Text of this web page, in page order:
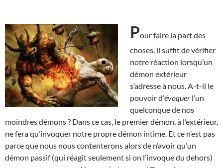
Pour faire la part des
choses, il suffit de vérifier
notre réaction lorsqu’un
démon extérieur
s’adresse à nous. A-t-il le
pouvoir d’évoquer l’un
quelconque de nos
moindres démons ? Dans ce cas, le premier démon, à l’extérieur,
ne fera qu’invoquer notre propre démon intime. Et ce n’est pas
parce que nous nous contenterons alors de n’avoir qu’un
démon passif (qui réagit seulement si on l’invoque du dehors)